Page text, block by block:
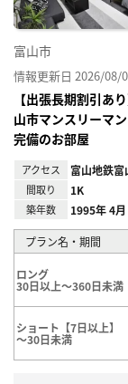
富山市
情報更新日 2026/08/
【出張長期割引あ
山市マンスリーマ
完備のお部屋
アクセス 富山地鉄富
間取り 1K
築年数 1995年 4
プラン名・期間
ロング
30日以上～360日未満
ショート【7日以上】
～30日未満